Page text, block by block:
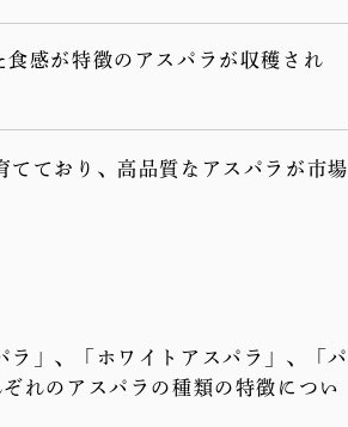
感が特徴のアスパラが収穫され
てており、高品質なアスパラが市場
」、「ホワイトアスパラ」、「パ
れのアスパラの種類の特徴につい